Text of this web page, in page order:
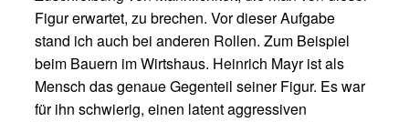
Figur erwartet, zu brechen. Vor dieser Aufgabe
stand ich auch bei anderen Rollen. Zum Beispiel
beim Bauern im Wirtshaus. Heinrich Mayr ist als
Mensch das genaue Gegenteil seiner Figur. Es war
für ihn schwierig, einen latent aggressiven